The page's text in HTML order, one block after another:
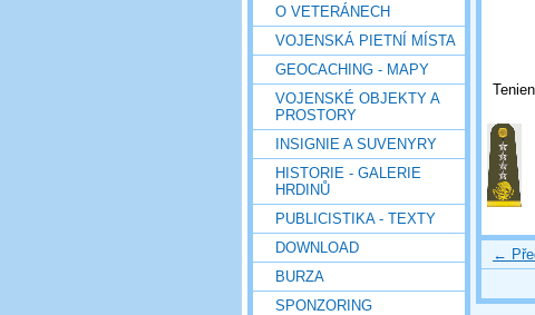
O VETERÁNECH
VOJENSKÁ PIETNÍ MÍSTA
GEOCACHING - MAPY
VOJENSKÉ OBJEKTY A
PROSTORY
INSIGNIE A SUVENYRY
HISTORIE - GALERIE
HRDINŮ
PUBLICISTIKA - TEXTY
DOWNLOAD
BURZA
SPONZORING
←